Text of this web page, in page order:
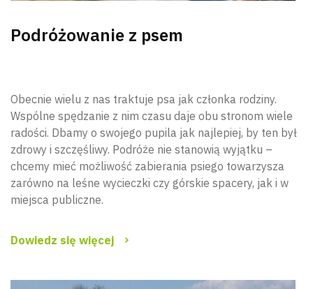
Podróżowanie z psem
Obecnie wielu z nas traktuje psa jak członka rodziny.
Wspólne spędzanie z nim czasu daje obu stronom wiele
radości. Dbamy o swojego pupila jak najlepiej, by ten był
zdrowy i szczęśliwy. Podróże nie stanowią wyjątku –
chcemy mieć możliwość zabierania psiego towarzysza
zarówno na leśne wycieczki czy górskie spacery, jak i w
miejsca publiczne.
Dowiedz się więcej